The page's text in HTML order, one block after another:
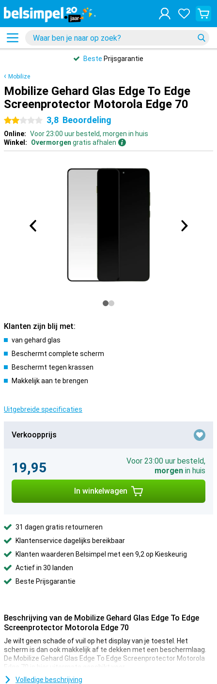
Beste Prijsgarantie
Mobilize
Mobilize Gehard Glas Edge To Edge
Screenprotector Motorola Edge 70
2 sterren3,8 Beoordeling
Online: Voor 23:00 uur besteld, morgen in huis
Winkel:
Overmorgen gratis afhalen
Klanten zijn blij met:
van gehard glas
Beschermt complete scherm
Beschermt tegen krassen
Makkelijk aan te brengen
Uitgebreide specificaties
Verkoopprijs
19,95
Voor 23:00 uur besteld,
morgen in huis
In winkelwagen
31 dagen gratis retourneren
Klantenservice dagelijks bereikbaar
Klanten waarderen Belsimpel met een 9,2 op Kieskeurig
Actief in 30 landen
Beste Prijsgarantie
Beschrijving van de Mobilize Gehard Glas Edge To Edge
Screenprotector Motorola Edge 70
Je wilt geen schade of vuil op het display van je toestel. Het
scherm is dan ook makkelijk af te dekken met een beschermlaag.
De Mobilize Gehard Glas Edge To Edge Screenprotector Motorola
Edge 70 is hier uitermate geschikt voor.
Volledige beschrijving